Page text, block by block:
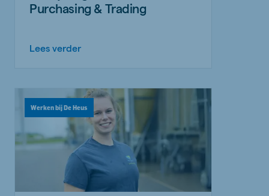
Purchasing & Trading
Lees verder
Werken bij De Heus